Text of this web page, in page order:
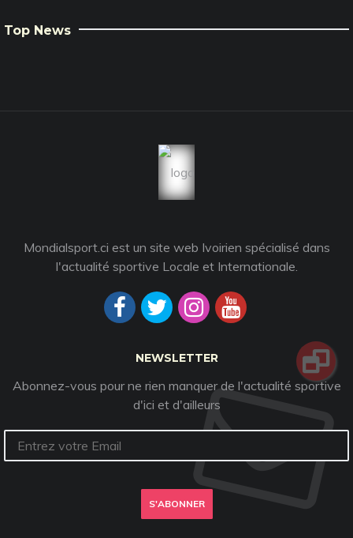
Top News
Mondialsport.ci est un site web Ivoirien spécialisé dans
l'actualité sportive Locale et Internationale.
NEWSLETTER
Abonnez-vous pour ne rien manquer de l'actualité sportive
d'ici et d'ailleurs
S'ABONNER